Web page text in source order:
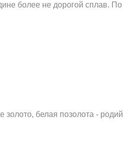
более не дорогой сплав. По
золото, белая позолота - родий